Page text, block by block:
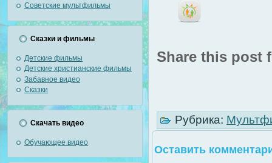
Советские мультфильмы
Сказки и фильмы
Детские фильмы
Детские христианские фильмы
Забавное видео
Сказки
Скачать видео
Обучающее видео
Share this post
Рубрика:
Оставить